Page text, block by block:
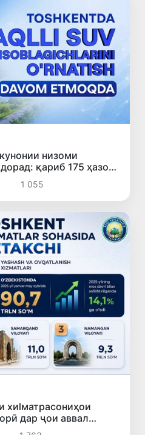
низоми
қариб 175 ҳазор
насб шудааст
1 055
хиlматрасониҳои
дар ҷои аввал